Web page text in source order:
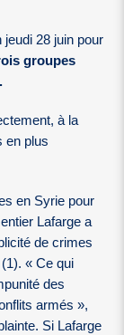
28 juin pour
groupes
à la
en plus
en Syrie pour
Lafarge a
de crimes
« Ce qui
des
armés »,
Si Lafarge